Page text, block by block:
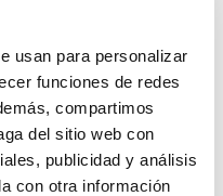
usan para personalizar
funciones de redes
compartimos
del sitio web con
publicidad y análisis
con otra información
esta imagen son
en stock,